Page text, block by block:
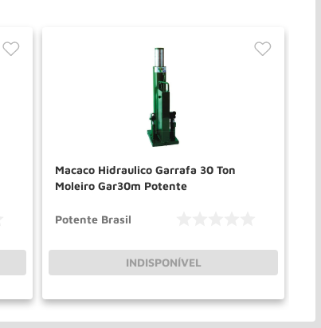
Macaco Hidraulico Garrafa 30 Ton
Moleiro Gar30m Potente
Potente Brasil
INDISPONÍVEL